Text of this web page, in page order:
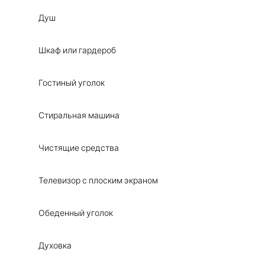
Душ
Шкаф или гардероб
Гостиный уголок
Стиральная машина
Чистящие средства
Телевизор с плоским экраном
Обеденный уголок
Духовка